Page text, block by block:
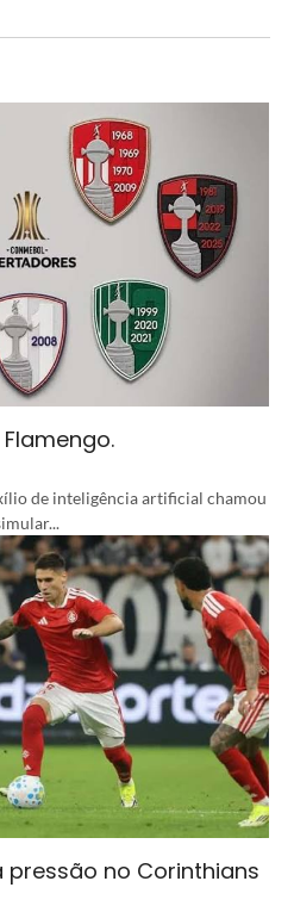
de inteligência artificial chamou
pressão no Corinthians